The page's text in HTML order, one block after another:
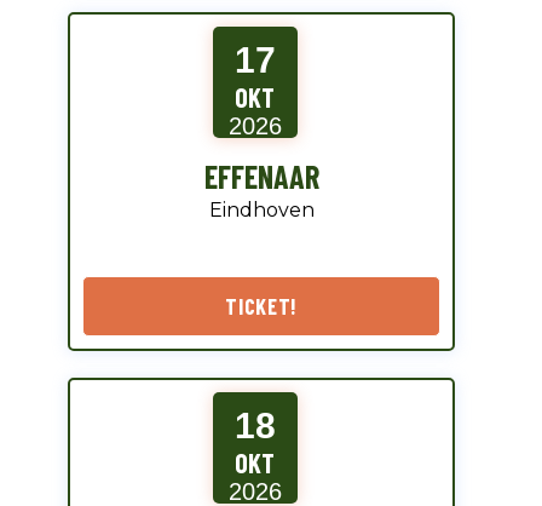
17
OKT
2026
EFFENAAR
Eindhoven
TICKET!
18
OKT
2026